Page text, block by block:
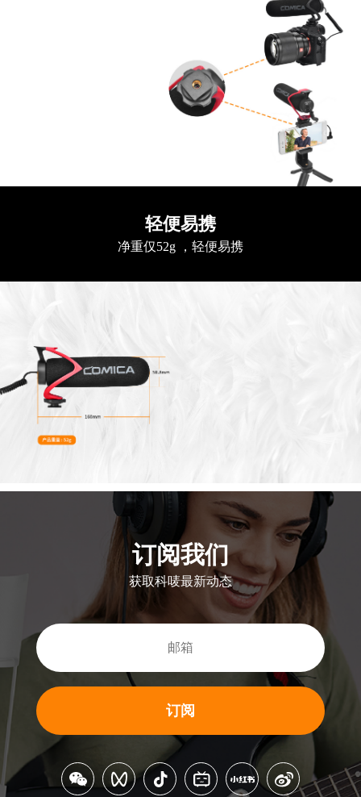
轻便易携
净重仅52g ，轻便易携
订阅我们
获取科唛最新动态